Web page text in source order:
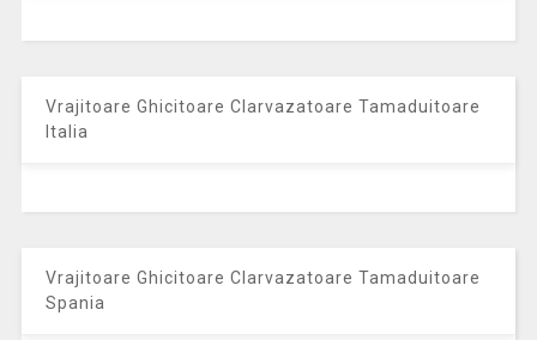
Vrajitoare Ghicitoare Clarvazatoare Tamaduitoare
Italia
Vrajitoare Ghicitoare Clarvazatoare Tamaduitoare
Spania